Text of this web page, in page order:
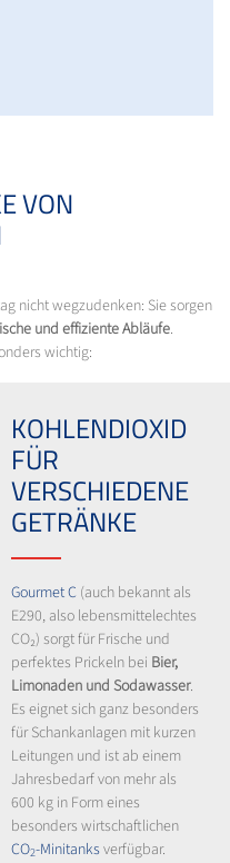
VON
nicht wegzudenken: Sie sorgen
und effiziente Abläufe.
wichtig:
KOHLENDIOXID
FÜR
VERSCHIEDENE
GETRÄNKE
Gourmet C (auch bekannt als
E290, also lebensmittelechtes
CO₂) sorgt für Frische und
perfektes Prickeln bei Bier,
Limonaden und Sodawasser.
Es eignet sich ganz besonders
für Schankanlagen mit kurzen
Leitungen und ist ab einem
Jahresbedarf von mehr als
600 kg in Form eines
besonders wirtschaftlichen
CO2-Minitanksverfügbar.